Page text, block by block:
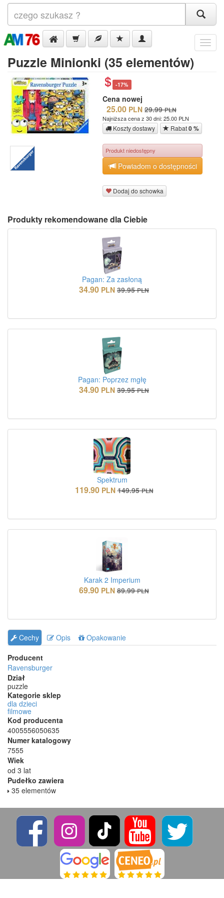
Menu
Puzzle Minionki (35 elementów)
-17%
Cena nowej
25.00 PLN 29.99 PLN
Najniższa cena z 30 dni: 25.00 PLN
Koszty dostawy Rabat0 %
Produkt niedostępny
Powiadom o dostępności
Dodaj do schowka
Produkty rekomendowane dla Ciebie
Pagan: Za zasłoną
34.90 PLN 39.95 PLN
Pagan: Poprzez mgłę
34.90 PLN 39.95 PLN
Spektrum
119.90 PLN 149.95 PLN
Karak 2 Imperium
69.90 PLN 89.99 PLN
Cechy Opis
Opakowanie
Producent
Ravensburger
Dział
puzzle
Kategorie sklep
dla dzieci
filmowe
Kod producenta
4005556050635
Numer katalogowy
7555
Wiek
od 3 lat
Pudełko zawiera
35 elementów